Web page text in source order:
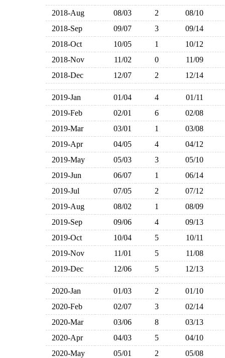
2018-Aug
08/03 2
08/10
2018-Sep
09/07 3
09/14
2018-Oct
10/05 1
10/12
2018-Nov
11/02 0
11/09
2018-Dec
12/07 2 12/14
2019-Jan 01/04 4
01/11
2019-Feb
02/01 6
02/08
2019-Mar
03/01 1
03/08
2019-Apr
04/05 4
04/12
2019-May
05/03 3
05/10
2019-Jun
06/07 1
06/14
2019-Jul
07/05 2
07/12
2019-Aug
08/02 1
08/09
2019-Sep
09/06 4
09/13
2019-Oct
10/04 5
10/11
2019-Nov
11/01 5
11/08
2019-Dec
12/06 5 12/13
2020-Jan 01/03 2
01/10
2020-Feb
02/07 3
02/14
2020-Mar
03/06 8
03/13
2020-Apr
04/03 5
04/10
2020-May
05/01 2
05/08